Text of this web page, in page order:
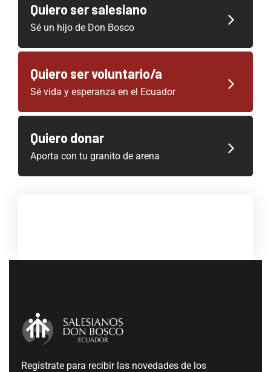
Quiero ser salesiano
Sé un hijo de Don Bosco
Quiero ser voluntario/a
Sé vida y esperanza en el Ecuador
Quiero donar
Aporta con tu granito de arena
Regístrate para recibir las novedades de los